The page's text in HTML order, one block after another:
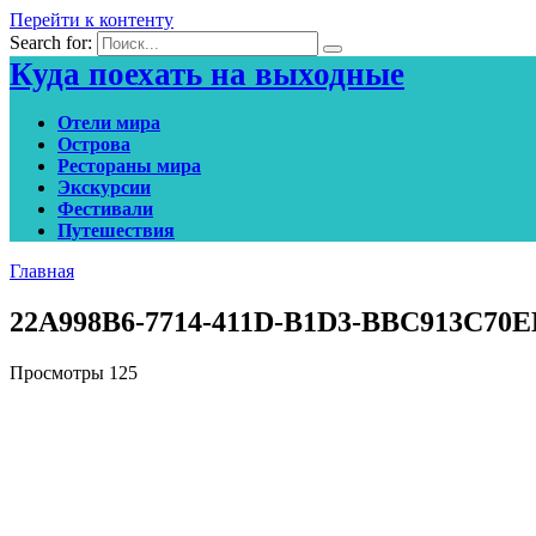
Перейти к контенту
Search for:
Куда поехать на выходные
Отели мира
Острова
Рестораны мира
Экскурсии
Фестивали
Путешествия
Главная
22A998B6-7714-411D-B1D3-
Просмотры 125